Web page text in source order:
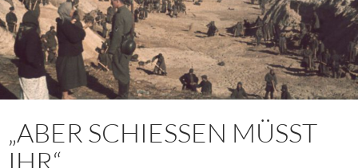
„ABER SCHIESSEN MÜSST
IHR“